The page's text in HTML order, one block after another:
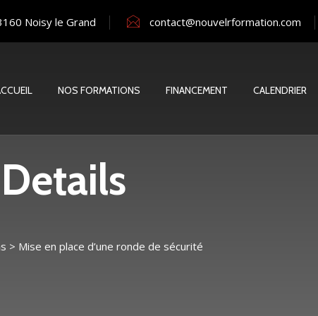
Noisy le Grand contact@nouvelrformation.com
NOS FORMATIONS FINANCEMENT CALENDRIER
> Mise en place d’une ronde de sécurité